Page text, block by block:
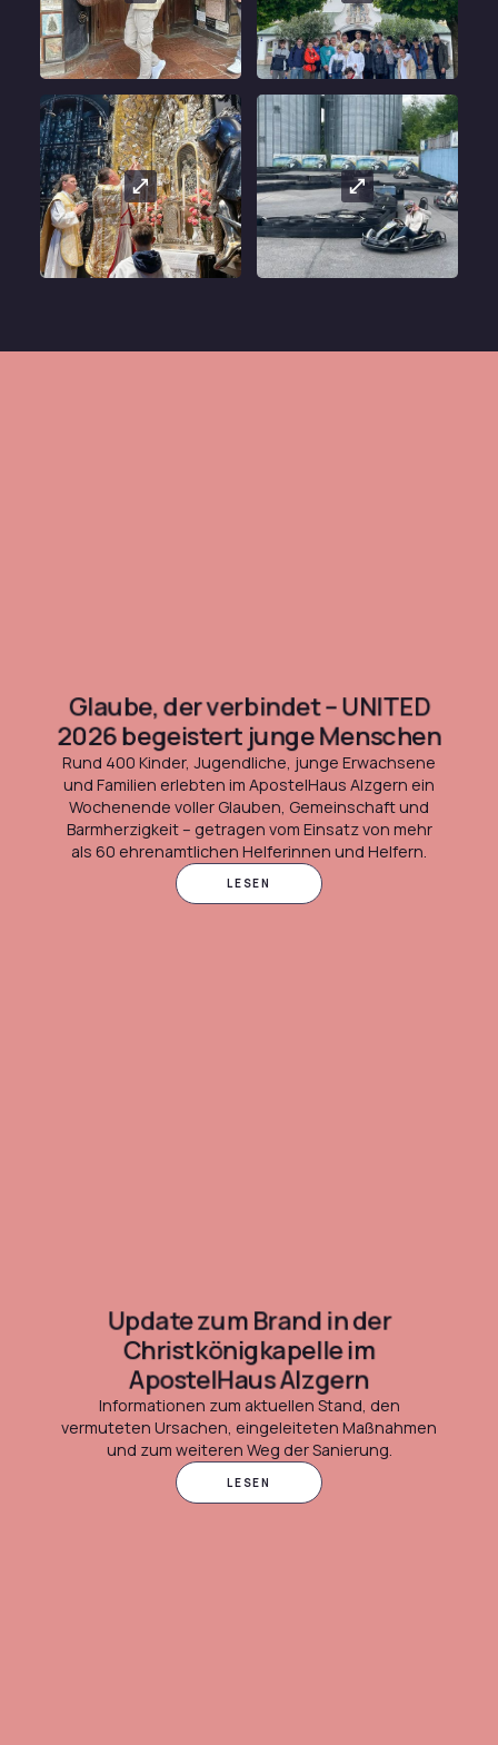
Glaube, der verbindet – UNITED
2026 begeistert junge Menschen
Rund 400 Kinder, Jugendliche, junge Erwachsene
und Familien erlebten im ApostelHaus Alzgern ein
Wochenende voller Glauben, Gemeinschaft und
Barmherzigkeit – getragen vom Einsatz von mehr
als 60 ehrenamtlichen Helferinnen und Helfern.
LESEN
Update zum Brand in der
Christkönigkapelle im
ApostelHaus Alzgern
Informationen zum aktuellen Stand, den
vermuteten Ursachen, eingeleiteten Maßnahmen
und zum weiteren Weg der Sanierung.
LESEN